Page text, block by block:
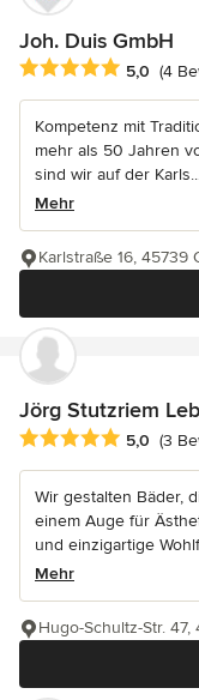
Joh. Duis GmbH
Durchschnittliche
5,0 (4
Kompetenz mit
mehr als 50 Jahren
sind wir auf der
Mehr
Karlstraße 16, 45739
Jörg Stutzriem
Durchschnittliche
5,0 (3
Wir gestalten Bäder,
einem Auge für
und einzigartige
Mehr
Hugo-Schultz-Str.